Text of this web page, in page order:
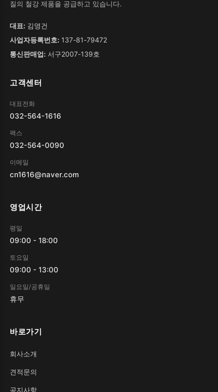
질의 철강 제품을 공급하고 있습니다.
대표: 김영건
사업자등록번호: 137-81-79472
통신판매업: 서구2007-139호
고객센터
대표전화
032-564-1616
팩스
032-564-0090
이메일
cn1616@naver.com
영업시간
평일
09:00 - 18:00
토요일
09:00 - 13:00
일요일/공휴일
휴무
바로가기
회사소개
견적문의
공지사항